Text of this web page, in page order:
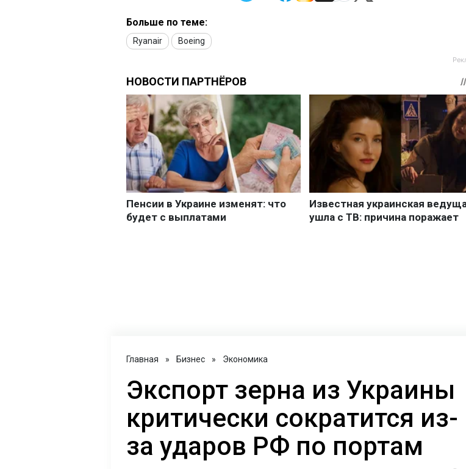
Больше по теме:
Ryanair Boeing
Главная » Бизнес » Экономика
Экспорт зерна из Украины
критически сократится из-
за ударов РФ по портам